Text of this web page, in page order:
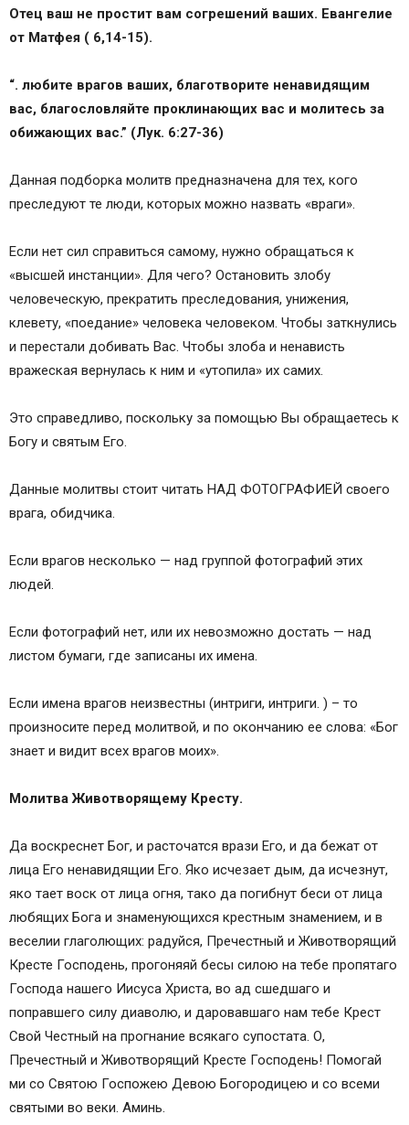
Отец ваш не простит вам согрешений ваших. Евангелие
от Матфея ( 6,14-15).
“. любите врагов ваших, благотворите ненавидящим
вас, благословляйте проклинающих вас и молитесь за
обижающих вас.” (Лук. 6:27-36)
Данная подборка молитв предназначена для тех, кого
преследуют те люди, которых можно назвать «враги».
Если нет сил справиться самому, нужно обращаться к
«высшей инстанции». Для чего? Остановить злобу
человеческую, прекратить преследования, унижения,
клевету, «поедание» человека человеком. Чтобы заткнулись
и перестали добивать Вас. Чтобы злоба и ненависть
вражеская вернулась к ним и «утопила» их самих.
Это справедливо, поскольку за помощью Вы обращаетесь к
Богу и святым Его.
Данные молитвы стоит читать НАД ФОТОГРАФИЕЙ своего
врага, обидчика.
Если врагов несколько — над группой фотографий этих
людей.
Если фотографий нет, или их невозможно достать — над
листом бумаги, где записаны их имена.
Если имена врагов неизвестны (интриги, интриги. ) – то
произносите перед молитвой, и по окончанию ее слова: «Бог
знает и видит всех врагов моих».
Молитва Животворящему Кресту.
Да воскреснет Бог, и расточатся врази Его, и да бежат от
лица Его ненавидящии Его. Яко исчезает дым, да исчезнут,
яко тает воск от лица огня, тако да погибнут беси от лица
любящих Бога и знаменующихся крестным знамением, и в
веселии глаголющих: радуйся, Пречестный и Животворящий
Кресте Господень, прогоняяй бесы силою на тебе пропятаго
Господа нашего Иисуса Христа, во ад сшедшаго и
поправшего силу диаволю, и даровавшаго нам тебе Крест
Свой Честный на прогнание всякаго супостата. О,
Пречестный и Животворящий Кресте Господень! Помогай
ми со Святою Госпожею Девою Богородицею и со всеми
святыми во веки. Аминь.